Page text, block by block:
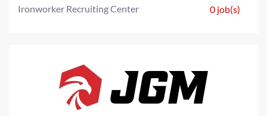
Ironworker Recruiting Center 0 job(s)